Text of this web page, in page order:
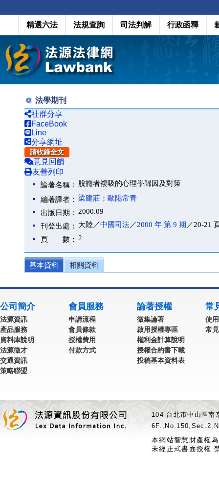
精選六法 法規查詢 司法判解 行政函釋
法學期刊
社群分享
FaceBook
Line
分享網址
請收錄全文
意見回饋
友善列印
論著名稱： 脫癮者複吸的心理學歸因及對策
編著譯者： 梁建莊 ； 歐陽常青
出版日期： 2000.09
刊登出處： 大陸／中國司法／2000 年 第 9 期 ／20-21
頁 數： 2
基本資料 相關資料
公司簡介
法源資訊
產品服務
資料庫說明
法源徵才
交通資訊
策略聯盟
會員服務
申請流程
會員條款
授權費用
付款方式
論著授權
徵集論著
啟用授權專區
權利金計算說明
授權合約書下載
投稿基本資料表
常
使
常
104 台北市中山區
本網站智慧財產權
未經正式書面授權